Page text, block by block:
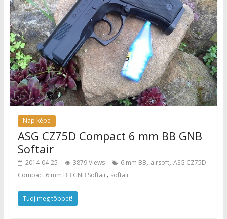
Nap képe
ASG CZ75D Compact 6 mm BB GNB
Softair
2014-04-25 3879 Views 6 mm BB, airsoft, ASG CZ75D
Compact 6 mm BB GNB Softair, softair
Tudj meg többet!